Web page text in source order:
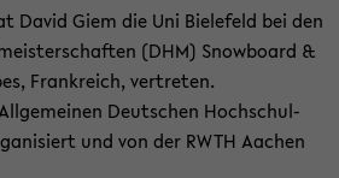
David Giem die Uni Bie­le­feld bei den
(DHM) Snow­board &
Frank­reich, ver­tre­ten.
Deut­schen Hoch­schul­
und von der RWTH Aa­chen